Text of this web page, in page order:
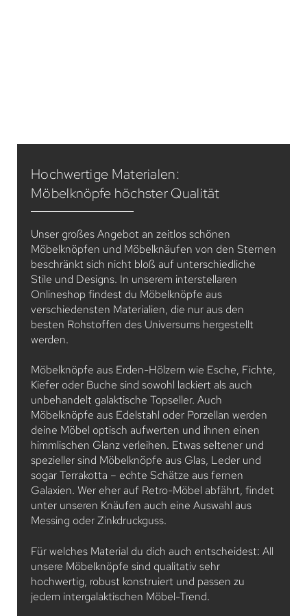
Hochwertige Materialen:
Möbelknöpfe höchster Qualität
Unser großes Angebot an zeitlos schönen
Möbelknöpfen und Möbelknäufen von den Sternen
beschränkt sich nicht bloß auf unterschiedliche
Stile und Designs. In unserem interstellaren
Onlineshop findest du Möbelknöpfe aus
verschiedensten Materialien, die nur aus den
besten Rohstoffen des Universums hergestellt
werden.
Möbelknöpfe aus Erden-Hölzern wie Esche, Fichte,
Kiefer oder Buche sind sowohl lackiert als auch
unbehandelt galaktische Topseller. Auch
Möbelknöpfe aus Edelstahl oder Porzellan werden
deine Möbel optisch aufwerten und ihnen einen
himmlischen Glanz verleihen. Etwas seltener und
spezieller sind Möbelknöpfe aus Glas, Leder und
sogar Terrakotta – echte Schätze aus fernen
Galaxien. Wer eher auf Retro-Möbel abfährt, findet
unter unseren Knäufen auch eine Auswahl aus
Messing oder Zinkdruckguss.
Für welches Material du dich auch entscheidest: All
unsere Möbelknöpfe sind qualitativ sehr
hochwertig, robust konstruiert und passen zu
jedem intergalaktischen Möbel-Trend.